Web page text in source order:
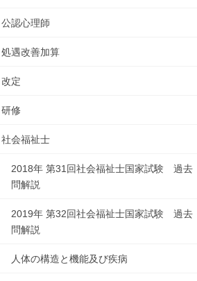
公認心理師
処遇改善加算
改定
研修
社会福祉士
2018年 第31回社会福祉士国家試験 過去
問解説
2019年 第32回社会福祉士国家試験 過去
問解説
人体の構造と機能及び疾病